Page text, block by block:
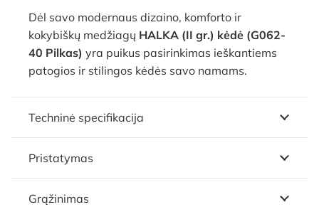
Dėl savo modernaus dizaino, komforto ir
kokybiškų medžiagų HALKA (II gr.) kėdė (G062-
40 Pilkas) yra puikus pasirinkimas ieškantiems
patogios ir stilingos kėdės savo namams.
Techninė specifikacija
Pristatymas
Grąžinimas